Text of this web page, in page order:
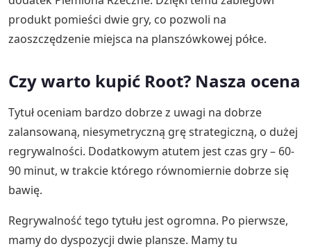
produkt pomieści dwie gry, co pozwoli na
zaoszczędzenie miejsca na planszówkowej półce.
Czy warto kupić Root? Nasza ocena
Tytuł oceniam bardzo dobrze z uwagi na dobrze
zalansowaną, niesymetryczną grę strategiczną, o dużej
regrywalności. Dodatkowym atutem jest czas gry – 60-
90 minut, w trakcie którego równomiernie dobrze się
bawię.
Regrywalność tego tytułu jest ogromna. Po pierwsze,
mamy do dyspozycji dwie plansze. Mamy tu